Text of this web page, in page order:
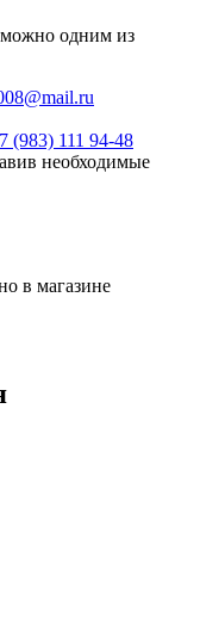
можно одним из
(983) 111 94-48
необходимые
в магазине